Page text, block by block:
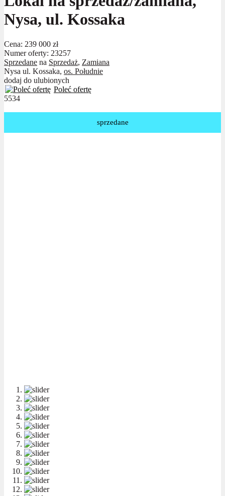
Nysa, ul. Kossaka
Cena: 239 000 zł
Numer oferty: 23257
Sprzedane na Sprzedaż, Zamiana
Nysa ul. Kossaka, os. Południe
dodaj do ulubionych
Poleć ofertę
5534
sprzedane